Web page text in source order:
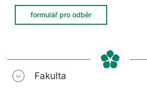
formulář pro odběr
Fakulta